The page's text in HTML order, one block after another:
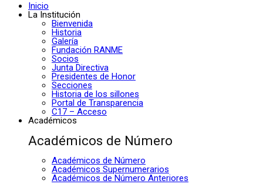
Inicio
La Institución
Bienvenida
Historia
Galería
Fundación RANME
Socios
Junta Directiva
Presidentes de Honor
Secciones
Historia de los sillones
Portal de Transparencia
C17 – Acceso
Académicos
Académicos de Número
Académicos de Número
Académicos Supernumerarios
Académicos de Número Anteriores